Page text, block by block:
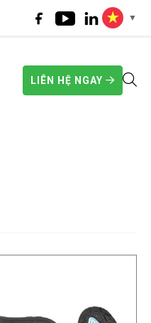
▼
LIÊN HỆ NGAY